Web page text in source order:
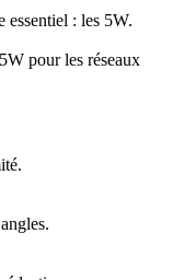
essentiel : les 5W.
pour les réseaux